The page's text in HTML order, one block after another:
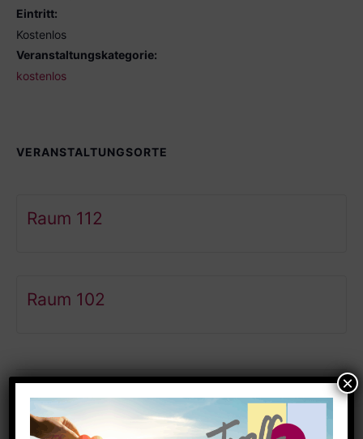
Eintritt:
Kostenlos
Veranstaltungskategorie:
kostenlos
VERANSTALTUNGSORTE
Raum 112
Raum 102
Ähnliche Veranstaltungen